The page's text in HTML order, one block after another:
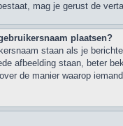
mag je gerust de
plaatsen?
staan als je
afbeelding staan, beter
de manier waarop